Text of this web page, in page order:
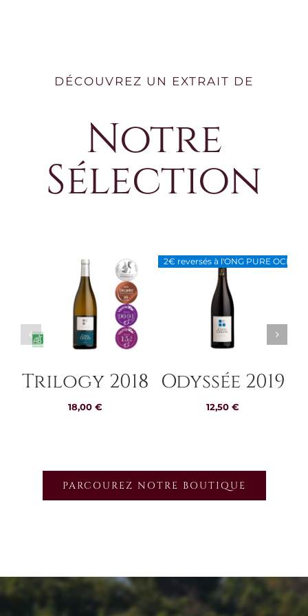
DÉCOUVREZ UN EXTRAIT DE
Notre
Sélection
Trilogy 2018
18,00 €
2€ reversés à l'ONG PURE OCEAN
Odyssée 2019
12,50 €
PARCOUREZ NOTRE BOUTIQUE